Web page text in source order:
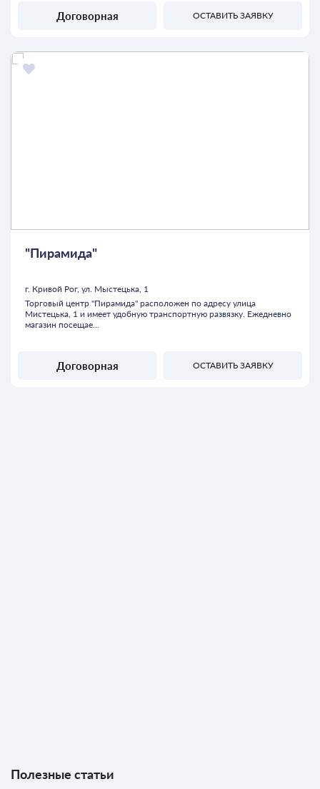
Договорная ОСТАВИТЬ ЗАЯВКУ
"Пирамида"
г. Кривой Рог, ул. Мыстецька, 1
Торговый центр "Пирамида" расположен по адресу улица
Мистецька, 1 и имеет удобную транспортную развязку. Ежедневно
магазин посещае...
Договорная ОСТАВИТЬ ЗАЯВКУ
Полезные статьи